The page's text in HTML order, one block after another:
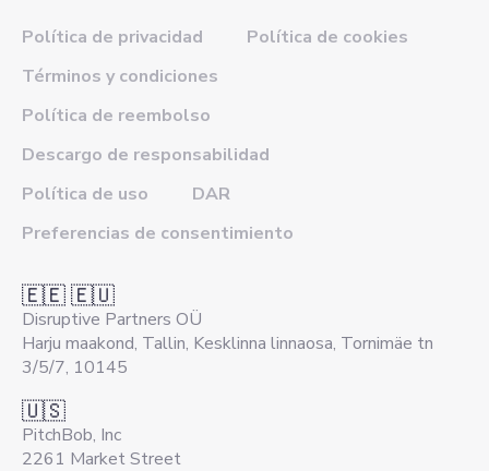
Política de privacidad
Política de cookies
Términos y condiciones
Política de reembolso
Descargo de responsabilidad
Política de uso
DAR
Preferencias de consentimiento
🇪🇪 🇪🇺
Disruptive Partners OÜ
Harju maakond, Tallin, Kesklinna linnaosa, Tornimäe tn
3/5/7, 10145
🇺🇸
PitchBob, Inc
2261 Market Street